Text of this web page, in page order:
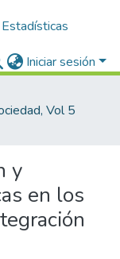
Estadísticas
Iniciar sesión
Vol 5
y
en los